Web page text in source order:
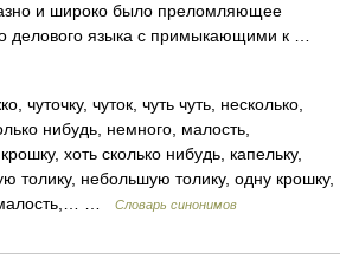
и широко было преломляющее
делового языка с примыкающими к …
чуточку, чуток, чуть чуть, несколько,
нибудь, немного, малость,
хоть сколько нибудь, капельку,
толику, небольшую толику, одну крошку,
…
Словарь синонимов